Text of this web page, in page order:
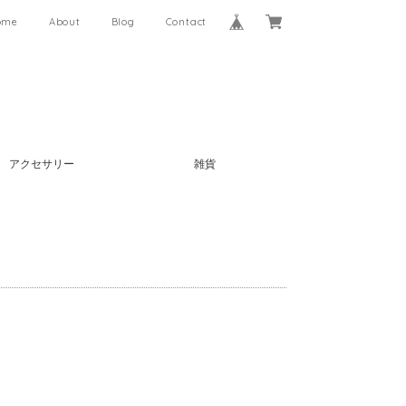
About Blog Contact
アクセサリー 雑貨